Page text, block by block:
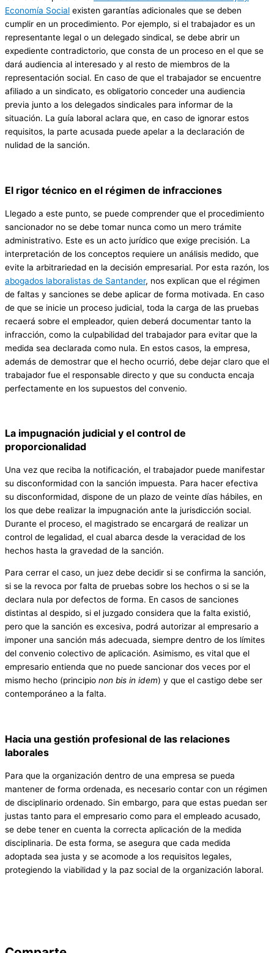
Economía Social existen garantías adicionales que se deben
cumplir en un procedimiento. Por ejemplo, si el trabajador es un
representante legal o un delegado sindical, se debe abrir un
expediente contradictorio, que consta de un proceso en el que se
dará audiencia al interesado y al resto de miembros de la
representación social. En caso de que el trabajador se encuentre
afiliado a un sindicato, es obligatorio conceder una audiencia
previa junto a los delegados sindicales para informar de la
situación. La guía laboral aclara que, en caso de ignorar estos
requisitos, la parte acusada puede apelar a la declaración de
nulidad de la sanción.
El rigor técnico en el régimen de infracciones
Llegado a este punto, se puede comprender que el procedimiento
sancionador no se debe tomar nunca como un mero trámite
administrativo. Este es un acto jurídico que exige precisión. La
interpretación de los conceptos requiere un análisis medido, que
evite la arbitrariedad en la decisión empresarial. Por esta razón, los
abogados laboralistas de Santander, nos explican que el régimen
de faltas y sanciones se debe aplicar de forma motivada. En caso
de que se inicie un proceso judicial, toda la carga de las pruebas
recaerá sobre el empleador, quien deberá documentar tanto la
infracción, como la culpabilidad del trabajador para evitar que la
medida sea declarada como nula. En estos casos, la empresa,
además de demostrar que el hecho ocurrió, debe dejar claro que el
trabajador fue el responsable directo y que su conducta encaja
perfectamente en los supuestos del convenio.
La impugnación judicial y el control de
proporcionalidad
Una vez que reciba la notificación, el trabajador puede manifestar
su disconformidad con la sanción impuesta. Para hacer efectiva
su disconformidad, dispone de un plazo de veinte días hábiles, en
los que debe realizar la impugnación ante la jurisdicción social.
Durante el proceso, el magistrado se encargará de realizar un
control de legalidad, el cual abarca desde la veracidad de los
hechos hasta la gravedad de la sanción.
Para cerrar el caso, un juez debe decidir si se confirma la sanción,
si se la revoca por falta de pruebas sobre los hechos o si se la
declara nula por defectos de forma. En casos de sanciones
distintas al despido, si el juzgado considera que la falta existió,
pero que la sanción es excesiva, podrá autorizar al empresario a
imponer una sanción más adecuada, siempre dentro de los límites
del convenio colectivo de aplicación. Asimismo, es vital que el
empresario entienda que no puede sancionar dos veces por el
mismo hecho (principio non bis in idem) y que el castigo debe ser
contemporáneo a la falta.
Hacia una gestión profesional de las relaciones
laborales
Para que la organización dentro de una empresa se pueda
mantener de forma ordenada, es necesario contar con un régimen
de disciplinario ordenado. Sin embargo, para que estas puedan ser
justas tanto para el empresario como para el empleado acusado,
se debe tener en cuenta la correcta aplicación de la medida
disciplinaria. De esta forma, se asegura que cada medida
adoptada sea justa y se acomode a los requisitos legales,
protegiendo la viabilidad y la paz social de la organización laboral.